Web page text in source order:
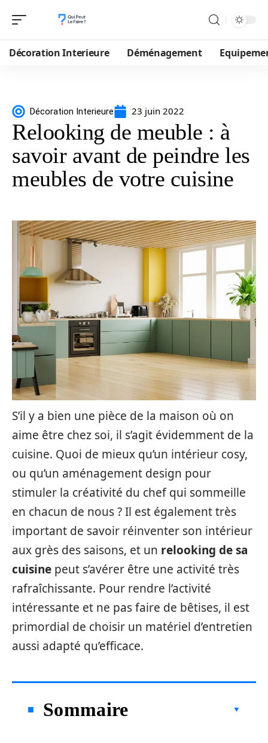
Décoration Interieure Déménagement
Décoration Interieure 23 juin 2022
Relooking de meuble : à
savoir avant de peindre les
meubles de votre cuisine
S’il y a bien une pièce de la maison où on
aime être chez soi, il s’agit évidemment de la
cuisine. Quoi de mieux qu’un intérieur cosy,
ou qu’un aménagement design pour
stimuler la créativité du chef qui sommeille
en chacun de nous ? Il est également très
important de savoir réinventer son intérieur
aux grès des saisons, et un relooking de sa
cuisine peut s’avérer être une activité très
rafraîchissante. Pour rendre l’activité
intéressante et ne pas faire de bêtises, il est
primordial de choisir un matériel d’entretien
aussi adapté qu’efficace.
Sommaire